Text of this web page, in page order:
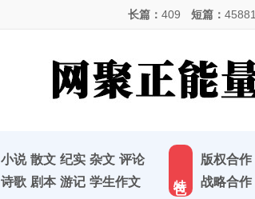
长篇： 409 短篇： 45881
小说 散文 纪实 杂文 评论
诗歌 剧本 游记 学生作文
版权合作
战略合作